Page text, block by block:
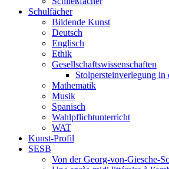
Schulfächer
Bildende Kunst
Deutsch
Englisch
Ethik
Gesellschaftswissenschaften
Stolpersteinverlegung in
Mathematik
Musik
Spanisch
Wahlpflichtunterricht
WAT
Kunst-Profil
SESB
Von der Georg-von-Giesche-